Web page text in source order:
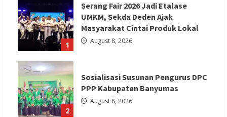
1
Serang Fair 2026 Jadi Etalase
UMKM, Sekda Deden Ajak
Masyarakat Cintai Produk Lokal
August 8, 2026
2
Sosialisasi Susunan Pengurus DPC
PPP Kabupaten Banyumas
August 8, 2026